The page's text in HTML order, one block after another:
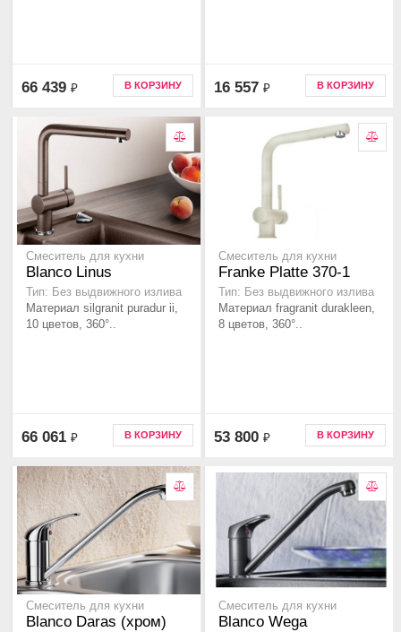
66 439 ₽ В КОРЗИНУ 16 557 ₽ В КОРЗИНУ
Смеситель для кухни
Blanco Linus
Тип: Без выдвижного излива
Материал silgranit puradur ii,
10 цветов, 360°..
66 061 ₽ В КОРЗИНУ
Смеситель для кухни
Franke Platte 370-1
Тип: Без выдвижного излива
Материал fragranit durakleen,
8 цветов, 360°..
53 800 ₽ В КОРЗИНУ
Смеситель для кухни
Blanco Daras (хром)
Смеситель для кухни
Blanco Wega